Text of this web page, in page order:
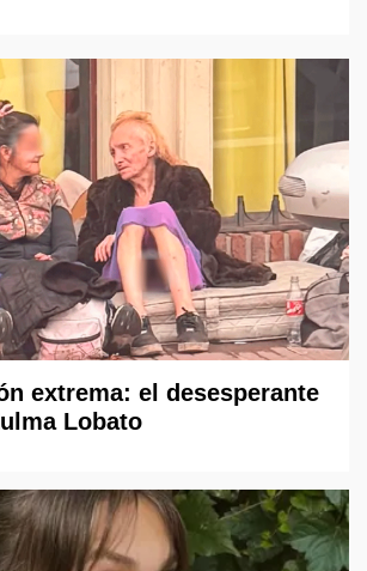
extrema: el desesperante
Lobato